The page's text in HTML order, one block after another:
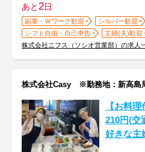
あと2日
副業・Ｗワーク歓迎
シルバー歓迎
シフト自由・自己申告
主婦(夫)歓迎
株式会社ニフス（ソシオ営業部）の求人
株式会社Casy ※勤務地：新高島
【お料
210円(交
好きな主